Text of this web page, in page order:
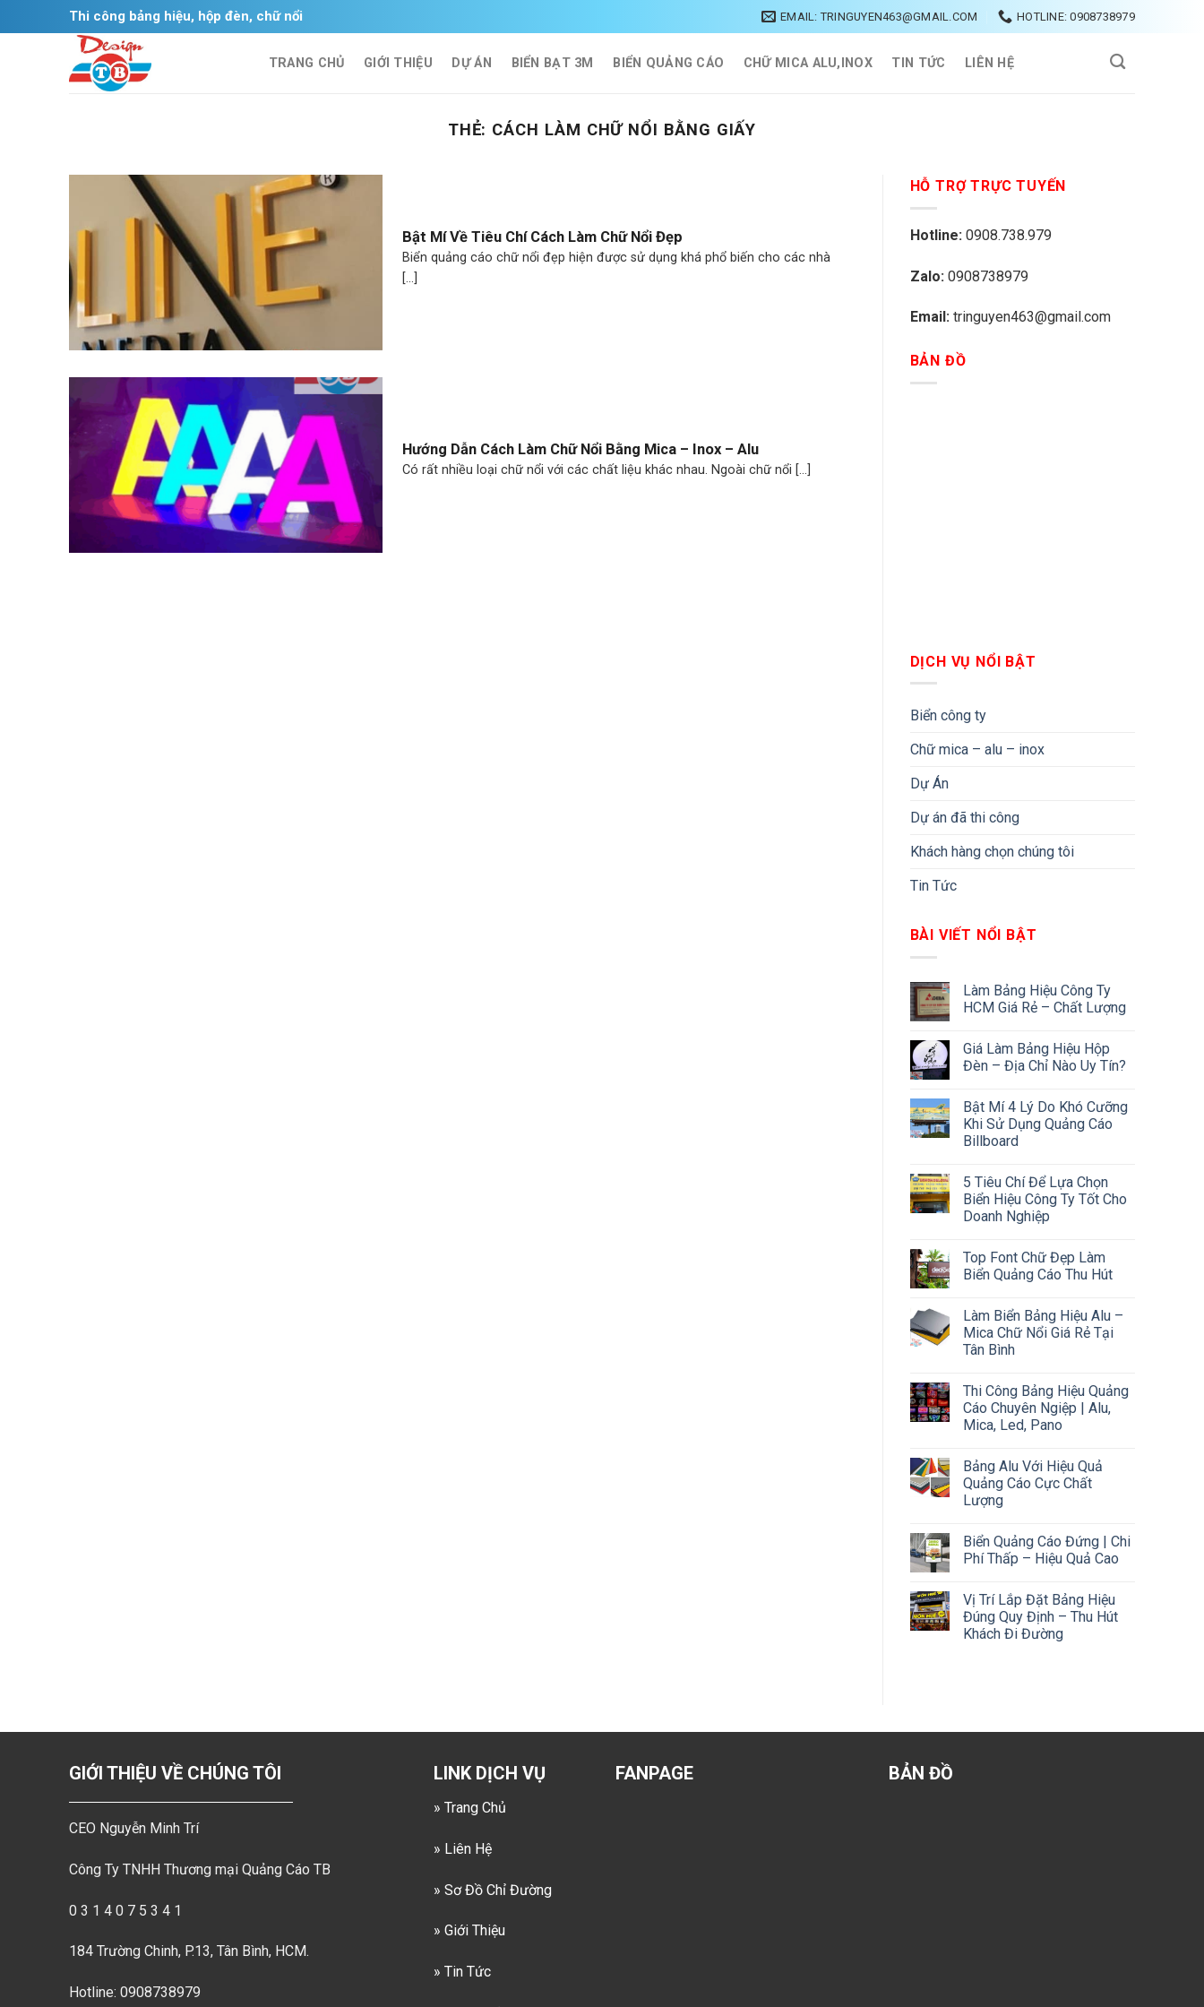
to
Thi công bảng hiệu, hộp đèn, chữ nổi EMAIL: TRINGUYEN463@GMAIL.COM HOTLINE: 0908738979
TRANG CHỦ GIỚI THIỆU DỰ ÁN BIỂN BẠT 3M BIỂN QUẢNG CÁO CHỮ MICA ALU,INOX TIN TỨC LIÊN HỆ
THẺ: CÁCH LÀM CHỮ NỔI BẰNG GIẤY
Bật Mí Về Tiêu Chí Cách Làm Chữ Nổi Đẹp
Biển quảng cáo chữ nổi đẹp hiện được sử dụng khá phổ biến cho các nhà
[...]
Hướng Dẫn Cách Làm Chữ Nổi Bằng Mica – Inox – Alu
Có rất nhiều loại chữ nổi với các chất liệu khác nhau. Ngoài chữ nổi [...]
HỖ TRỢ TRỰC TUYẾN
Hotline: 0908.738.979
Zalo: 0908738979
Email: tringuyen463@gmail.com
BẢN ĐỒ
DỊCH VỤ NỔI BẬT
Biển công ty
Chữ mica – alu – inox
Dự Án
Dự án đã thi công
Khách hàng chọn chúng tôi
Tin Tức
BÀI VIẾT NỔI BẬT
Làm Bảng Hiệu Công Ty
HCM Giá Rẻ – Chất Lượng
Giá Làm Bảng Hiệu Hộp
Đèn – Địa Chỉ Nào Uy Tín?
Bật Mí 4 Lý Do Khó Cưỡng
Khi Sử Dụng Quảng Cáo
Billboard
5 Tiêu Chí Để Lựa Chọn
Biển Hiệu Công Ty Tốt Cho
Doanh Nghiệp
Top Font Chữ Đẹp Làm
Biển Quảng Cáo Thu Hút
Làm Biển Bảng Hiệu Alu –
Mica Chữ Nổi Giá Rẻ Tại
Tân Bình
Thi Công Bảng Hiệu Quảng
Cáo Chuyên Ngiệp | Alu,
Mica, Led, Pano
Bảng Alu Với Hiệu Quả
Quảng Cáo Cực Chất
Lượng
Biển Quảng Cáo Đứng | Chi
Phí Thấp – Hiệu Quả Cao
Vị Trí Lắp Đặt Bảng Hiệu
Đúng Quy Định – Thu Hút
Khách Đi Đường
GIỚI THIỆU VỀ CHÚNG TÔI
CEO Nguyễn Minh Trí
Công Ty TNHH Thương mại Quảng Cáo TB
0 3 1 4 0 7 5 3 4 1
184 Trường Chinh, P.13, Tân Bình, HCM.
Hotline: 0908738979
LINK DỊCH VỤ
» Trang Chủ
» Liên Hệ
» Sơ Đồ Chỉ Đường
» Giới Thiệu
» Tin Tức
FANPAGE BẢN ĐỒ